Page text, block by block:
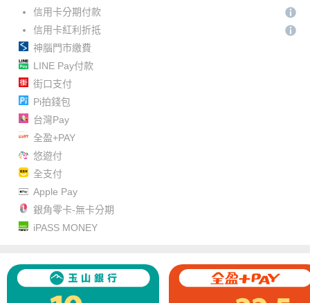
信用卡分期付款
信用卡紅利折抵
神腦門市繳費
LINE Pay付款
街口支付
Pi拍錢包
台灣Pay
全盈+PAY
悠遊付
全支付
Apple Pay
銀角零卡-無卡分期
iPASS MONEY